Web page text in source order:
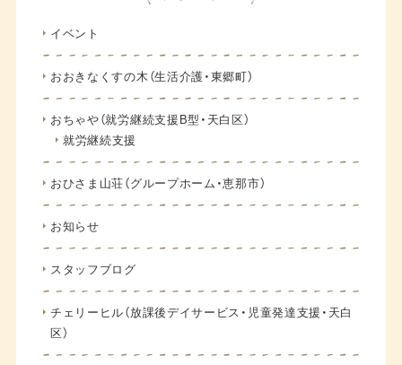
イベント
おおきなくすの木（生活介護・東郷町）
おちゃや（就労継続支援B型・天白区）
就労継続支援
おひさま山荘（グループホーム・恵那市）
お知らせ
スタッフブログ
チェリーヒル（放課後デイサービス・児童発達支援・天白
区）